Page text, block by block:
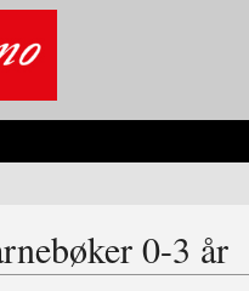
0-3 år